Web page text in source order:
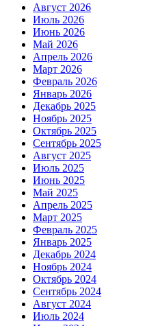
Август 2026
Июль 2026
Июнь 2026
Май 2026
Апрель 2026
Март 2026
Февраль 2026
Январь 2026
Декабрь 2025
Ноябрь 2025
Октябрь 2025
Сентябрь 2025
Август 2025
Июль 2025
Июнь 2025
Май 2025
Апрель 2025
Март 2025
Февраль 2025
Январь 2025
Декабрь 2024
Ноябрь 2024
Октябрь 2024
Сентябрь 2024
Август 2024
Июль 2024